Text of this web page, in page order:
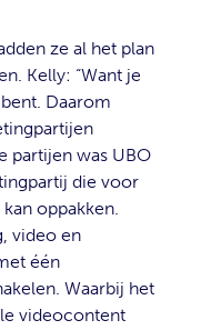
ze al het plan
Kelly: “Want je
Daarom
partijen was UBO
die voor
oppakken.
video en
één
Waarbij het
videocontent